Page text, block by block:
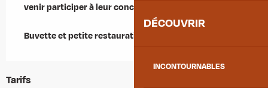
DÉCOUVRIR
INCONTOURNABLES
venir participer à leur concours de Belote.
Buvette et petite restauration.
Tarifs